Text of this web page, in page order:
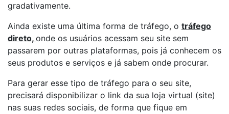
gradativamente.
Ainda existe uma última forma de tráfego, o tráfego
direto, onde os usuários acessam seu site sem
passarem por outras plataformas, pois já conhecem os
seus produtos e serviços e já sabem onde procurar.
Para gerar esse tipo de tráfego para o seu site,
precisará disponibilizar o link da sua loja virtual (site)
nas suas redes sociais, de forma que fique em